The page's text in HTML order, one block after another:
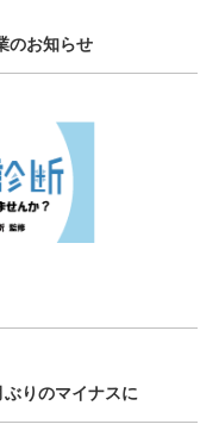
のお知らせ
りのマイナスに